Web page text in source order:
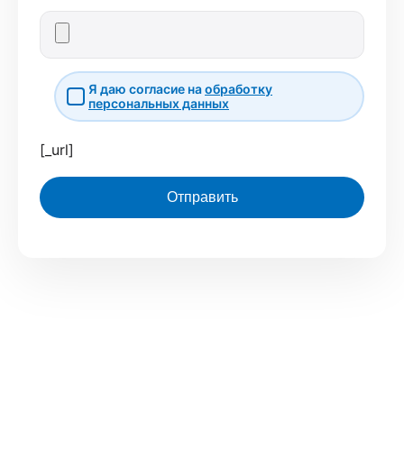
Я даю согласие наобработку
персональных данных
[_url]